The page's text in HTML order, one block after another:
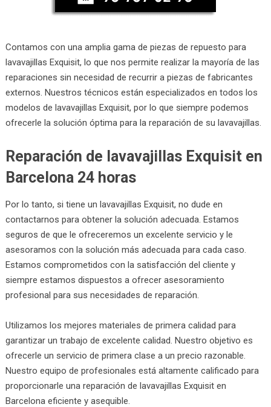
Contamos con una amplia gama de piezas de repuesto para
lavavajillas Exquisit, lo que nos permite realizar la mayoría de las
reparaciones sin necesidad de recurrir a piezas de fabricantes
externos. Nuestros técnicos están especializados en todos los
modelos de lavavajillas Exquisit, por lo que siempre podemos
ofrecerle la solución óptima para la reparación de su lavavajillas.
Reparación de lavavajillas Exquisit en
Barcelona 24 horas
Por lo tanto, si tiene un lavavajillas Exquisit, no dude en
contactarnos para obtener la solución adecuada. Estamos
seguros de que le ofreceremos un excelente servicio y le
asesoramos con la solución más adecuada para cada caso.
Estamos comprometidos con la satisfacción del cliente y
siempre estamos dispuestos a ofrecer asesoramiento
profesional para sus necesidades de reparación.
Utilizamos los mejores materiales de primera calidad para
garantizar un trabajo de excelente calidad. Nuestro objetivo es
ofrecerle un servicio de primera clase a un precio razonable.
Nuestro equipo de profesionales está altamente calificado para
proporcionarle una reparación de lavavajillas Exquisit en
Barcelona eficiente y asequible.